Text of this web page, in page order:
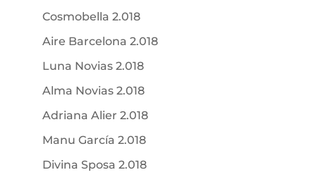
Cosmobella 2.018
Aire Barcelona 2.018
Luna Novias 2.018
Alma Novias 2.018
Adriana Alier 2.018
Manu García 2.018
Divina Sposa 2.018